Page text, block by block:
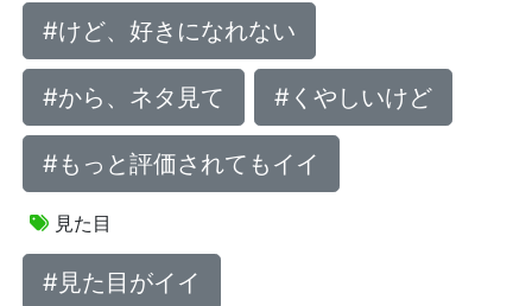
#けど、好きになれない
#から、ネタ見て #くやしいけど
#もっと評価されてもイイ
見た目
#見た目がイイ